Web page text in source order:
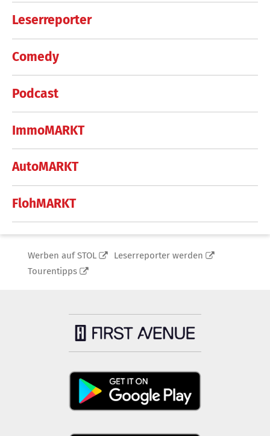
Leserreporter
Comedy
Podcast
ImmoMARKT
AutoMARKT
FlohMARKT
Werben auf STOL
Leserreporter werden
Tourentipps